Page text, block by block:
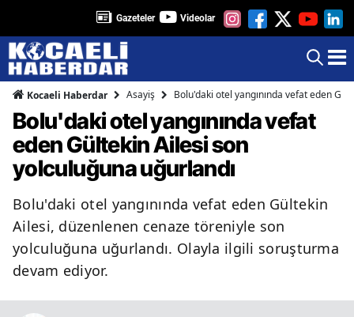
Gazeteler Videolar
Kocaeli Haberdar Asayiş Bolu'daki otel yangınında vefat eden
Bolu'daki otel yangınında vefat
eden Gültekin Ailesi son
yolculuğuna uğurlandı
Bolu'daki otel yangınında vefat eden Gültekin
Ailesi, düzenlenen cenaze töreniyle son
yolculuğuna uğurlandı. Olayla ilgili soruşturma
devam ediyor.